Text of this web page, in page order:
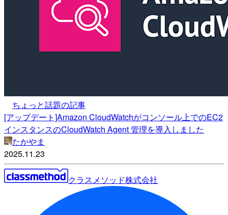
ちょっと話題の記事
[アップデート]Amazon CloudWatchがコンソール上でのEC2
インスタンスのCloudWatch Agent 管理を導入しました
たかやま
2025.11.23
クラスメソッド株式会社